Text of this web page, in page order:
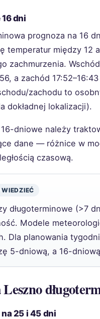
dni
prognoza na 16
temperatur między 12
zachmurzenia.
a zachód
zachodu to
dokładnej lokalizacji).
dniowe należy
dane — różnice w
czasową.
długoterminowe (>7
Modele
Dla planowania
5-dniową, a 16-
Leszno
25 i 45 dni